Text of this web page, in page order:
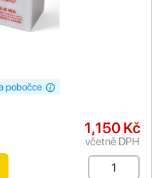
pobočce
1,150 Kč
včetně DPH